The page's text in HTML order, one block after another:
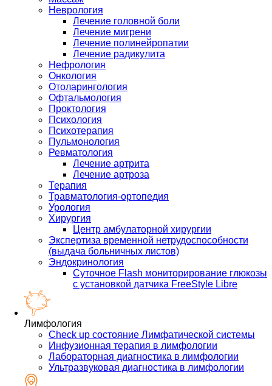
Неврология
Лечение головной боли
Лечение мигрени
Лечение полинейропатии
Лечение радикулита
Нефрология
Онкология
Отоларингология
Офтальмология
Проктология
Психология
Психотерапия
Пульмонология
Ревматология
Лечение артрита
Лечение артроза
Терапия
Травматология-ортопедия
Урология
Хирургия
Центр амбулаторной хирургии
Экспертиза временной нетрудоспособности
(выдача больничных листов)
Эндокринология
Суточное Flash мониторирование глюкозы
с установкой датчика FreeStyle Libre
Лимфология
Check up состояние Лимфатической системы
Инфузионная терапия в лимфологии
Лабораторная диагностика в лимфологии
Ультразвуковая диагностика в лимфологии